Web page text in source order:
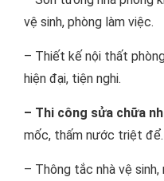
vệ sinh, phòng làm việc.
– Thiết kế nội thất
hiện đại, tiện nghi.
– Thi công sửa chữa
mốc, thấm nước triệt để.
– Thông tắc nhà vệ sinh,